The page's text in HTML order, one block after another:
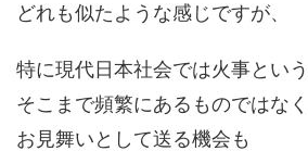
どれも似たような感じですが、
特に現代日本社会では火事という
そこまで頻繁にあるものではなく
お見舞いとして送る機会も